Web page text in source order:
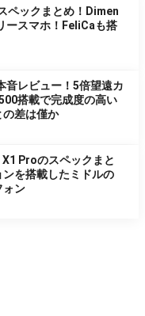
ペックまとめ！Dimen
ースマホ！FeliCaも搭
レビュー！5倍望遠カ
搭載で完成度の高い
の差は僅か
Proのスペックまと
を搭載したミドルの
ォン